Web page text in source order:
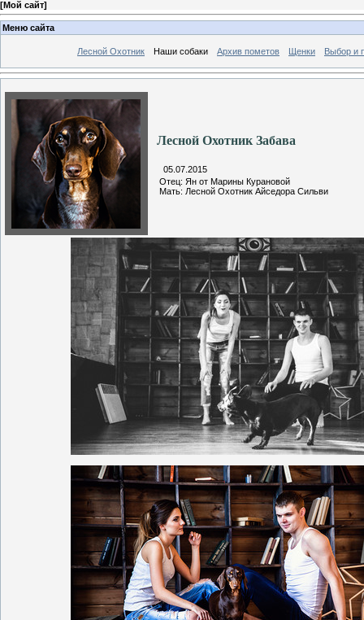
[Мой сайт]
Меню сайта
Лесной Охотник Наши собаки Архив пометов Щенки Выбор и
Лесной Охотник Забава
05.07.2015
Отец: Ян от Марины Курановой
Мать: Лесной Охотник Айседора Сильви